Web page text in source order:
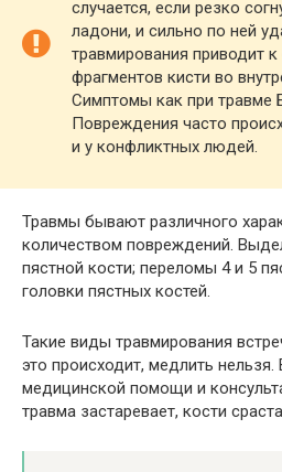
случается, если резко
ладони, и сильно по ней
травмирования приводит
фрагментов кисти во
Симптомы как при травме
Повреждения часто
и у конфликтных людей.
Травмы бывают различного
количеством повреждений.
пястной кости; переломы 4 и 5
головки пястных костей.
Такие виды травмирования
это происходит, медлить нельзя.
медицинской помощи и
травма застаревает, кости